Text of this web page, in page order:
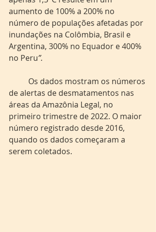
aumento de 100% a 200% no
número de populações afetadas por
inundações na Colômbia, Brasil e
Argentina, 300% no Equador e 400%
no Peru”.
de alertas de desmatamentos nas
áreas da Amazônia Legal, no
primeiro trimestre de 2022. O maior
número registrado desde 2016,
quando os dados começaram a
serem coletados.